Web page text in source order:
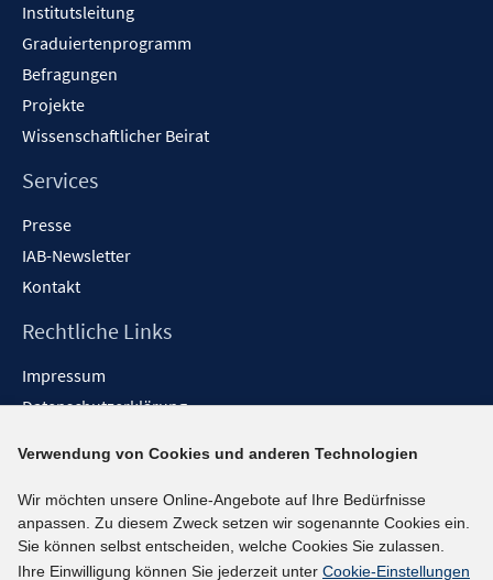
Institutsleitung
Graduiertenprogramm
Befragungen
Projekte
Wissenschaftlicher Beirat
Services
Presse
IAB-Newsletter
Kontakt
Rechtliche Links
Impressum
Datenschutzerklärung
Barrieren melden
Social-Media-Kanäle
BlueSky
Verwendung von Cookies und anderen Technologien
Wir möchten unsere Online-Angebote auf Ihre Bedürfnisse
anpassen. Zu diesem Zweck setzen wir sogenannte Cookies ein.
Sie können selbst entscheiden, welche Cookies Sie zulassen.
Ihre Einwilligung können Sie jederzeit unter Cookie-Einstellungen